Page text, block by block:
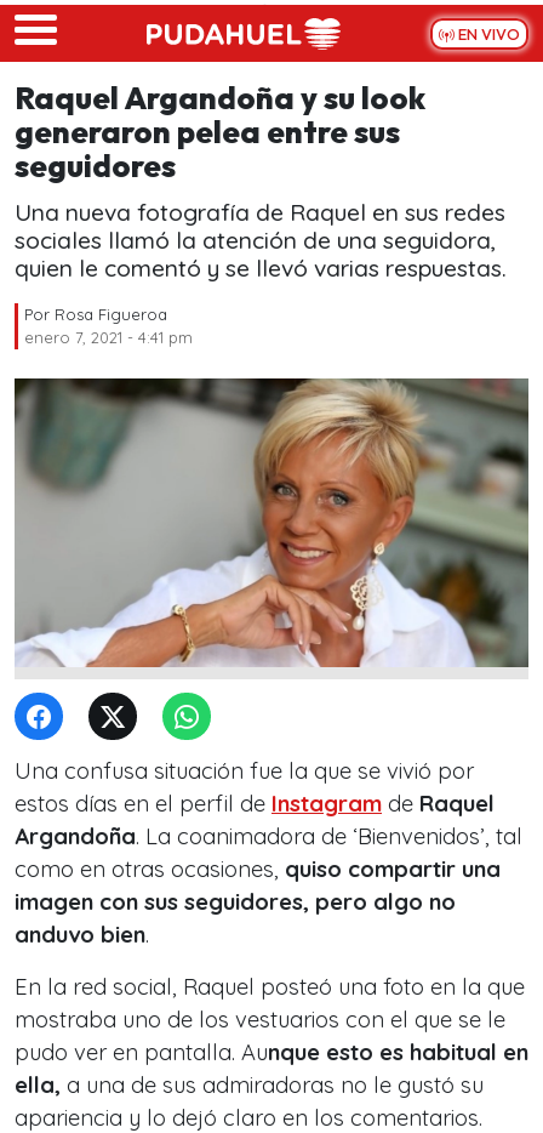
Skip to main content
EN VIVO
Raquel Argandoña y su look
generaron pelea entre sus
seguidores
Una nueva fotografía de Raquel en sus redes
sociales llamó la atención de una seguidora,
quien le comentó y se llevó varias respuestas.
Por Rosa Figueroa
enero 7, 2021 - 4:41 pm
Una confusa situación fue la que se vivió por
estos días en el perfil de Instagram de Raquel
Argandoña. La coanimadora de ‘Bienvenidos’, tal
como en otras ocasiones, quiso compartir una
imagen con sus seguidores, pero algo no
anduvo bien.
En la red social, Raquel posteó una foto en la que
mostraba uno de los vestuarios con el que se le
pudo ver en pantalla. Aunque esto es habitual en
ella, a una de sus admiradoras no le gustó su
apariencia y lo dejó claro en los comentarios.